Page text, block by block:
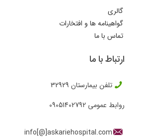
گالری
گواهینامه ها و افتخارات
تماس با ما
ارتباط با ما
تلفن بیمارستان 32929
روابط عمومی 09051402792
info[@]askariehospital.com